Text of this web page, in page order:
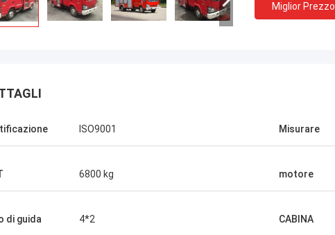
Miglior Prezzo
ISO9001 Misurare
6800 kg motore
di guida 4*2 CABINA